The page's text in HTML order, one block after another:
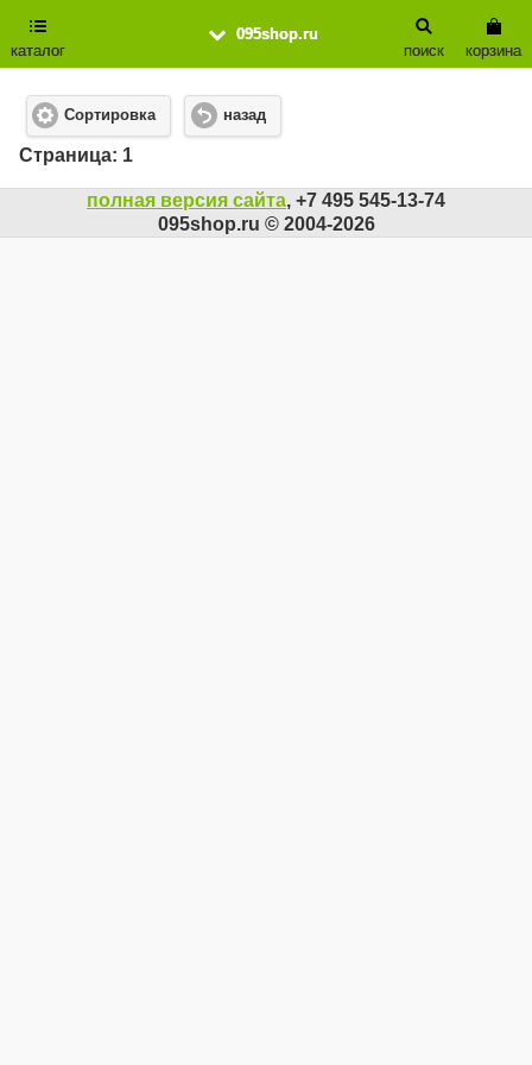
095shop.ru
каталог
корзина
поиск
Сортировка назад
Cтраница: 1
полная версия сайта, +7 495 545-13-74
095shop.ru © 2004-2026